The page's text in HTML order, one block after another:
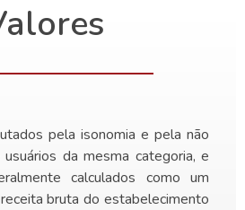
pela isonomia e pela não
da mesma categoria, e
calculados como um
bruta do estabelecimento